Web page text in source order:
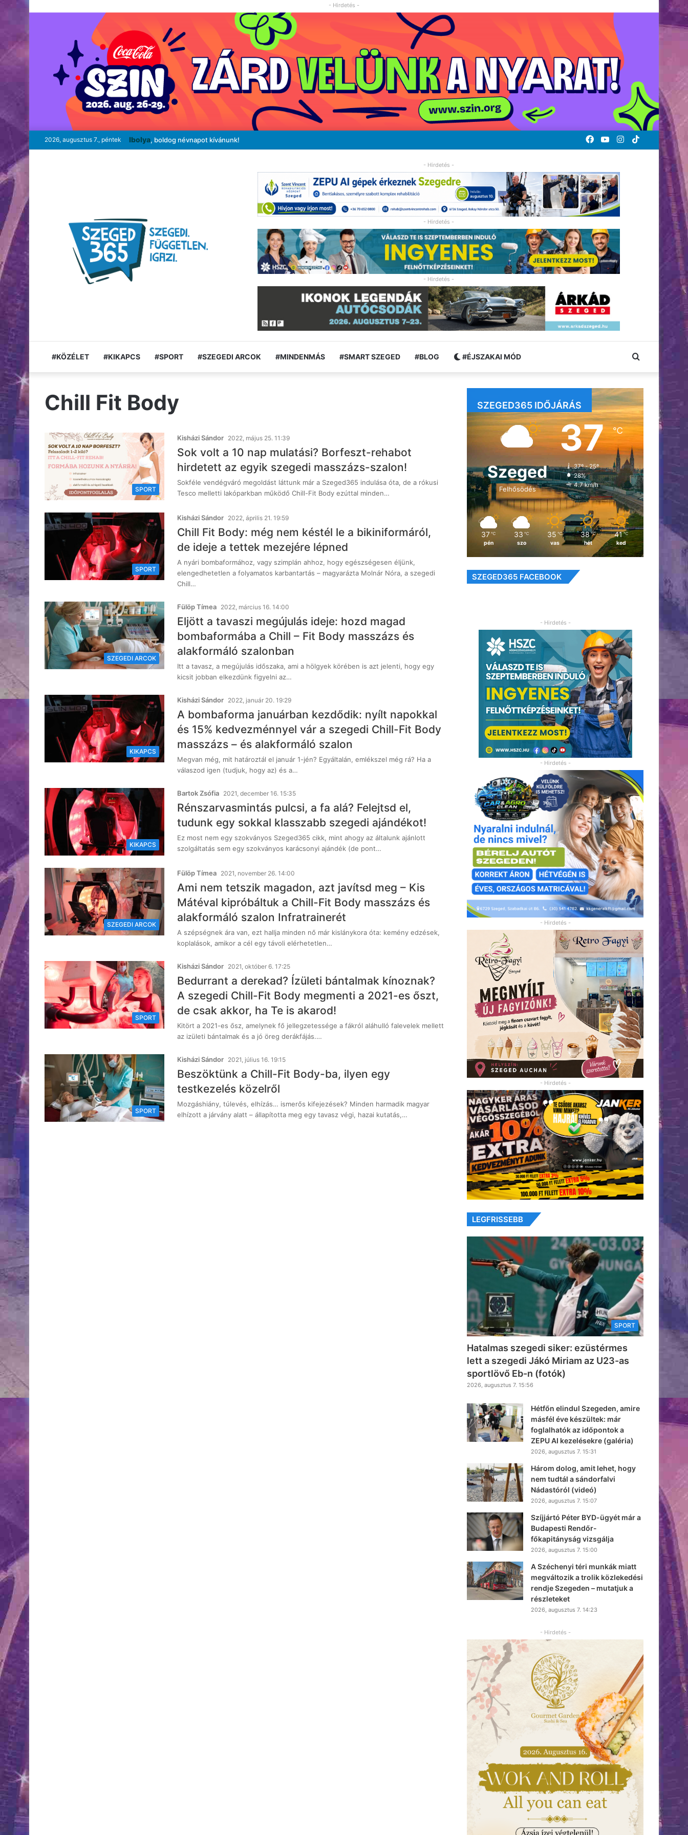
- Hirdetés -
2026, augusztus 7., péntek Ibolya, boldog névnapot kívánunk! TikTok
Instagram
YouTube
Facebook
- Hirdetés -
- Hirdetés -
- Hirdetés -
#KÖZÉLET #KIKAPCS #SPORT #SZEGEDI ARCOK #MINDENMÁS #SMART SZEGED #BLOG #ÉJSZAKAI MÓD Keresés:
Chill Fit Body
SPORT
Kisházi Sándor 2022, május 25. 11:39
Sok volt a 10 nap mulatási? Borfeszt-rehabot
hirdetett az egyik szegedi masszázs-szalon!
Sokféle vendégváró megoldást láttunk már a Szeged365 indulása óta, de a rókusi
Tesco melletti lakóparkban működő Chill-Fit Body ezúttal minden…
SPORT
Kisházi Sándor 2022, április 21. 19:59
Chill Fit Body: még nem késtél le a bikiniformáról,
de ideje a tettek mezejére lépned
A nyári bombaformához, vagy szimplán ahhoz, hogy egészségesen éljünk,
elengedhetetlen a folyamatos karbantartás – magyarázta Molnár Nóra, a szegedi
Chill…
SZEGEDI ARCOK
Fülöp Tímea 2022, március 16. 14:00
Eljött a tavaszi megújulás ideje: hozd magad
bombaformába a Chill – Fit Body masszázs és
alakformáló szalonban
Itt a tavasz, a megújulás időszaka, ami a hölgyek körében is azt jelenti, hogy egy
kicsit jobban elkezdünk figyelni az…
KIKAPCS
Kisházi Sándor 2022, január 20. 19:29
A bombaforma januárban kezdődik: nyílt napokkal
és 15% kedvezménnyel vár a szegedi Chill-Fit Body
masszázs – és alakformáló szalon
Megvan még, mit határoztál el január 1-jén? Egyáltalán, emlékszel még rá? Ha a
válaszod igen (tudjuk, hogy az) és a…
KIKAPCS
Bartok Zsófia 2021, december 16. 15:35
Rénszarvasmintás pulcsi, a fa alá? Felejtsd el,
tudunk egy sokkal klasszabb szegedi ajándékot!
Ez most nem egy szokványos Szeged365 cikk, mint ahogy az általunk ajánlott
szolgáltatás sem egy szokványos karácsonyi ajándék (de pont…
SZEGEDI ARCOK
Fülöp Tímea 2021, november 26. 14:00
Ami nem tetszik magadon, azt javítsd meg – Kis
Mátéval kipróbáltuk a Chill-Fit Body masszázs és
alakformáló szalon Infratrainerét
A szépségnek ára van, ezt hallja minden nő már kislánykora óta: kemény edzések,
koplalások, amikor a cél egy távoli elérhetetlen…
SPORT
Kisházi Sándor 2021, október 6. 17:25
Bedurrant a derekad? Ízületi bántalmak kínoznak?
A szegedi Chill-Fit Body megmenti a 2021-es őszt,
de csak akkor, ha Te is akarod!
Kitört a 2021-es ősz, amelynek fő jellegzetessége a fákról aláhulló falevelek mellett
az izületi bántalmak és a jó öreg derákfájás.…
SPORT
Kisházi Sándor 2021, július 16. 19:15
Beszöktünk a Chill-Fit Body-ba, ilyen egy
testkezelés közelről
Mozgáshiány, túlevés, elhízás… ismerős kifejezések? Minden harmadik magyar
elhízott a járvány alatt – állapította meg egy tavasz végi, hazai kutatás,…
SZEGED365 IDŐJÁRÁS
Szeged
Felhősödés
37℃
37º - 25º
28%
4.7 km/h
37 ℃
pén
33 ℃
szo
35 ℃
vas
38 ℃
hét
41 ℃
ked
SZEGED365 FACEBOOK
- Hirdetés -
- Hirdetés -
- Hirdetés -
- Hirdetés -
LEGFRISSEBB
SPORT
Hatalmas szegedi siker: ezüstérmes
lett a szegedi Jákó Miriam az U23-as
sportlövő Eb-n (fotók)
2026, augusztus 7. 15:56
Hétfőn elindul Szegeden, amire
másfél éve készültek: már
foglalhatók az időpontok a
ZEPU AI kezelésekre (galéria)
2026, augusztus 7. 15:31
Három dolog, amit lehet, hogy
nem tudtál a sándorfalvi
Nádastóról (videó)
2026, augusztus 7. 15:07
Szíjjártó Péter BYD-ügyét már a
Budapesti Rendőr-
főkapitányság vizsgálja
2026, augusztus 7. 15:00
A Széchenyi téri munkák miatt
megváltozik a trolik közlekedési
rendje Szegeden – mutatjuk a
részleteket
2026, augusztus 7. 14:23
- Hirdetés -